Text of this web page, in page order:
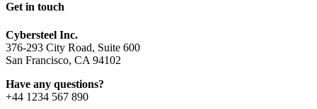
Get in touch
Cybersteel Inc.
376-293 City Road, Suite 600
San Francisco, CA 94102
Have any questions?
+44 1234 567 890